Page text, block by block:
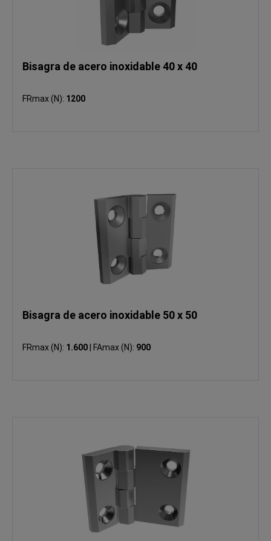
Bisagra de acero inoxidable 40 x 40
FRmax (N): 1200
Bisagra de acero inoxidable 50 x 50
FRmax (N): 1.600 FAmax (N): 900